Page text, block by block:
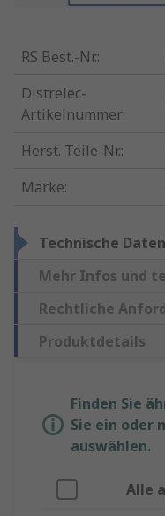
RS Best.-Nr.:
Distrelec-
Artikelnummer:
Herst. Teile-Nr.:
Marke:
Technische Daten
Mehr Infos und
Rechtliche
Produktdetails
Finden Sie
Sie ein oder
auswählen.
Alle